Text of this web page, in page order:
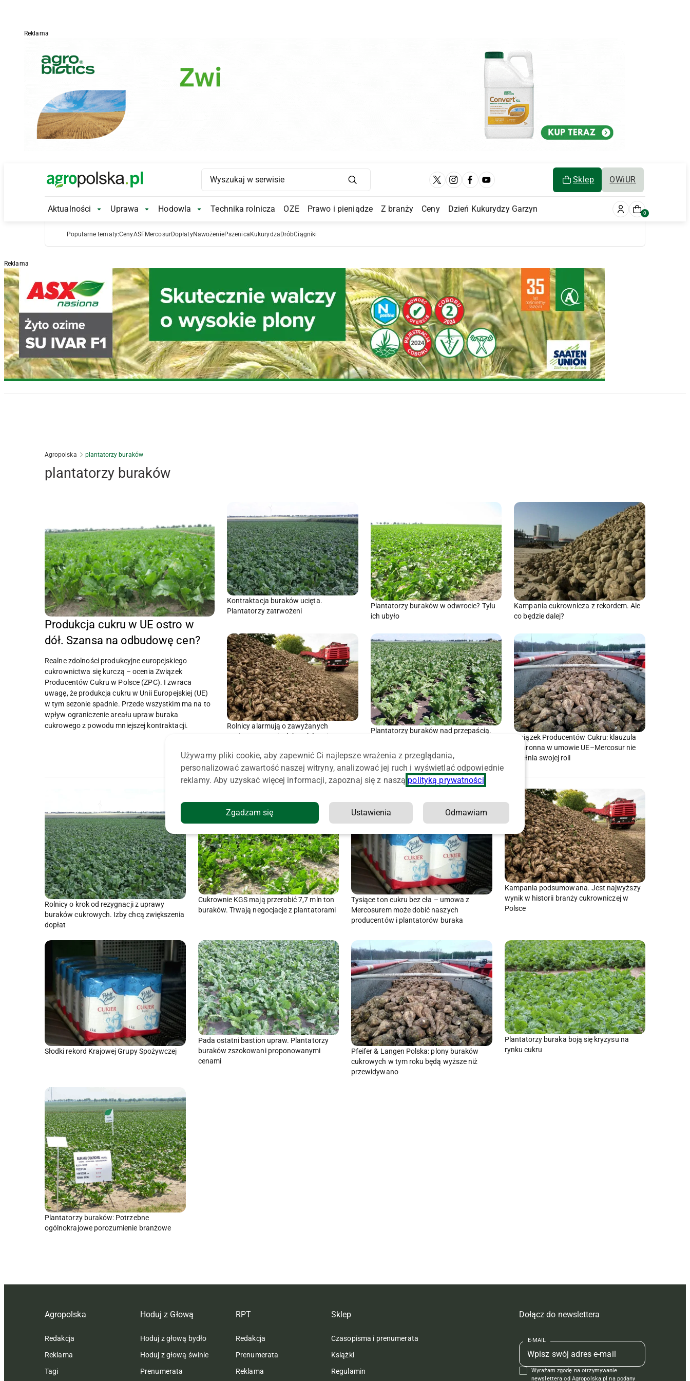
Reklama
Main Logo Sklep OWiUR
Main Navigation
Aktualności Aktualności Submenu
Uprawa Uprawa Submenu
Hodowla Hodowla Submenu
Technika rolnicza OZE Prawo i pieniądze Z branży Ceny Dzień Kukurydzy Garzyn 0
Popularne tematy:CenyASFMercosurDopłatyNawożeniePszenica Kukurydza DróbCiągniki
Reklama
Agropolska plantatorzy buraków
plantatorzy buraków
Produkcja cukru w UE ostro w
dół. Szansa na odbudowę cen?
Realne zdolności produkcyjne europejskiego
cukrownictwa się kurczą – ocenia Związek
Producentów Cukru w Polsce (ZPC). I zwraca
uwagę, że produkcja cukru w Unii Europejskiej (UE)
w tym sezonie spadnie. Przede wszystkim ma na to
wpływ ograniczenie areału upraw buraka
cukrowego z powodu mniejszej kontraktacji.
Kontraktacja buraków ucięta.
Plantatorzy zatrwożeni
Plantatorzy buraków w odwrocie? Tylu
ich ubyło
Kampania cukrownicza z rekordem. Ale
co będzie dalej?
Rolnicy alarmują o zawyżanych
zanieczyszczeniach buraków. „Istotne
Plantatorzy buraków nad przepaścią.
Związek Producentów Cukru: klauzula
ochronna w umowie UE–Mercosur nie
spełnia swojej roli
Rolnicy o krok od rezygnacji z uprawy
buraków cukrowych. Izby chcą zwiększenia
dopłat
Cukrownie KGS mają przerobić 7,7 mln ton
buraków. Trwają negocjacje z plantatorami
Tysiące ton cukru bez cła – umowa z
Mercosurem może dobić naszych
producentów i plantatorów buraka
Kampania podsumowana. Jest najwyższy
wynik w historii branży cukrowniczej w
Polsce
Słodki rekord Krajowej Grupy Spożywczej
Pada ostatni bastion upraw. Plantatorzy
buraków zszokowani proponowanymi
cenami
Pfeifer & Langen Polska: plony buraków
cukrowych w tym roku będą wyższe niż
przewidywano
Plantatorzy buraka boją się kryzysu na
rynku cukru
Plantatorzy buraków: Potrzebne
ogólnokrajowe porozumienie branżowe
Agropolska
Redakcja
Reklama
Tagi
Hoduj z Głową
Hoduj z głową bydło
Hoduj z głową świnie
Prenumerata
RPT
Redakcja
Prenumerata
Reklama
Sklep
Czasopisma i prenumerata
Książki
Regulamin
Dołącz do newslettera
E-MAIL
Wyrażam zgodę na otrzymywanie
newslettera od Agropolska.pl na podany
Używamy pliki cookie, aby zapewnić Ci najlepsze wrażenia z przeglądania,
personalizować zawartość naszej witryny, analizować jej ruch i wyświetlać odpowiednie
reklamy. Aby uzyskać więcej informacji, zapoznaj się z naszą polityką prywatności
Zgadzam się Ustawienia Odmawiam